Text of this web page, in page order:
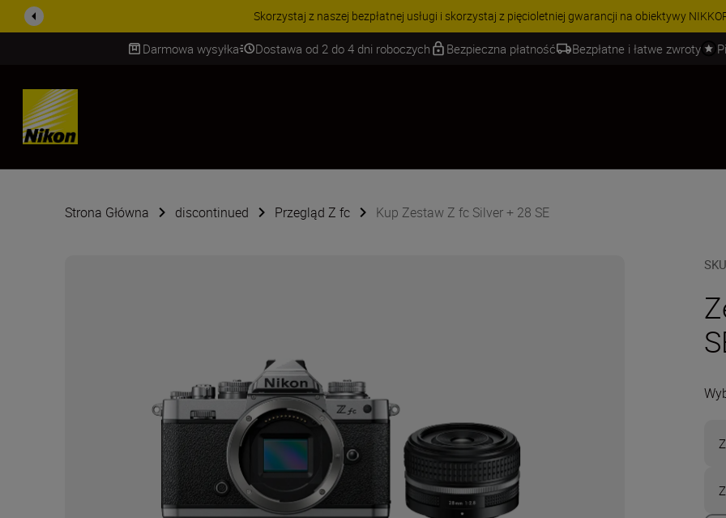
PROMOCJA NA AKCESORIA | Oszczędź 15% na wybranych akcesoriach i skompletuj swój
Darmowa wysyłka Dostawa od 2 do 4 dni roboczych Bezpieczna płatność Bezpłatne i łatwe zwroty
SKIP
Strona Główna discontinued Przegląd Z fc Kup Zestaw Z fc Silver + 28 SE
SKU